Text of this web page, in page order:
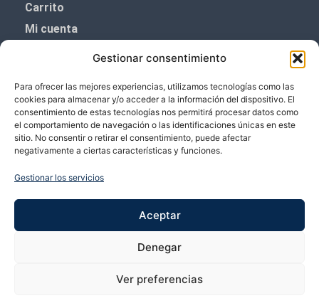
Gestionar consentimiento
Para ofrecer las mejores experiencias, utilizamos tecnologías como las
cookies para almacenar y/o acceder a la información del dispositivo. El
consentimiento de estas tecnologías nos permitirá procesar datos como
el comportamiento de navegación o las identificaciones únicas en este
sitio. No consentir o retirar el consentimiento, puede afectar
negativamente a ciertas características y funciones.
Gestionar los servicios
Aceptar
Denegar
Ver preferencias
Carrito
Mi cuenta
Política de cookies (UE)
Boletín de noticias
¡¡Suscríbete y prometemos no dar mucho el
Te enviaremos sólo cosas importantes.